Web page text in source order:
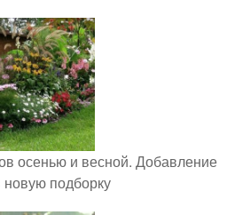
осенью и весной. Добавление
новую подборку